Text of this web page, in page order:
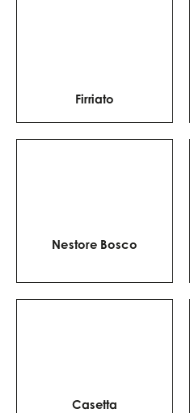
Firriato
Nestore Bosco
Casetta